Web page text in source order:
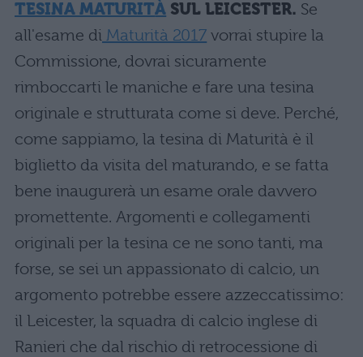
TESINA MATURITÀ SUL LEICESTER. Se
all'esame di Maturità 2017 vorrai stupire la
Commissione, dovrai sicuramente
rimboccarti le maniche e fare una tesina
originale e strutturata come si deve. Perché,
come sappiamo, la tesina di Maturità è il
biglietto da visita del maturando, e se fatta
bene inaugurerà un esame orale davvero
promettente. Argomenti e collegamenti
originali per la tesina ce ne sono tanti, ma
forse, se sei un appassionato di calcio, un
argomento potrebbe essere azzeccatissimo:
il Leicester, la squadra di calcio inglese di
Ranieri che dal rischio di retrocessione di